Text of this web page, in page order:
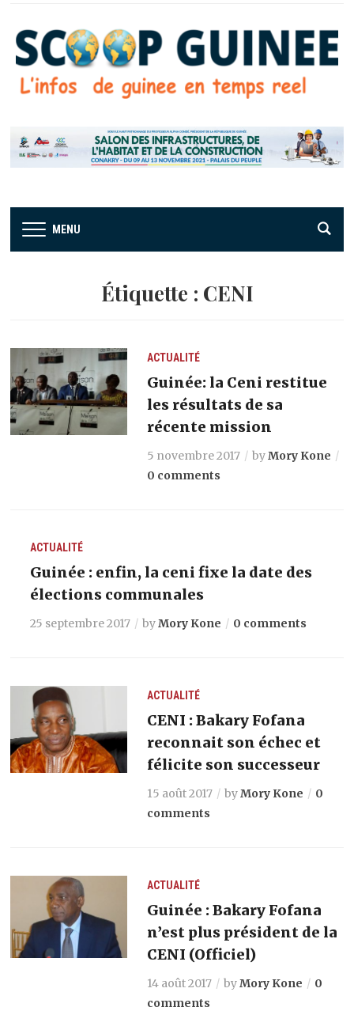
MENU
Étiquette : CENI
ACTUALITÉ
Guinée: la Ceni restitue
les résultats de sa
récente mission
5 novembre 2017 byMory Kone
0 comments
ACTUALITÉ
Guinée : enfin, la ceni fixe la date des
élections communales
25 septembre 2017 byMory Kone 0 comments
ACTUALITÉ
CENI : Bakary Fofana
reconnait son échec et
félicite son successeur
15 août 2017 byMory Kone
0
comments
ACTUALITÉ
Guinée : Bakary Fofana
n’est plus président de la
CENI (Officiel)
14 août 2017 byMory Kone
0
comments